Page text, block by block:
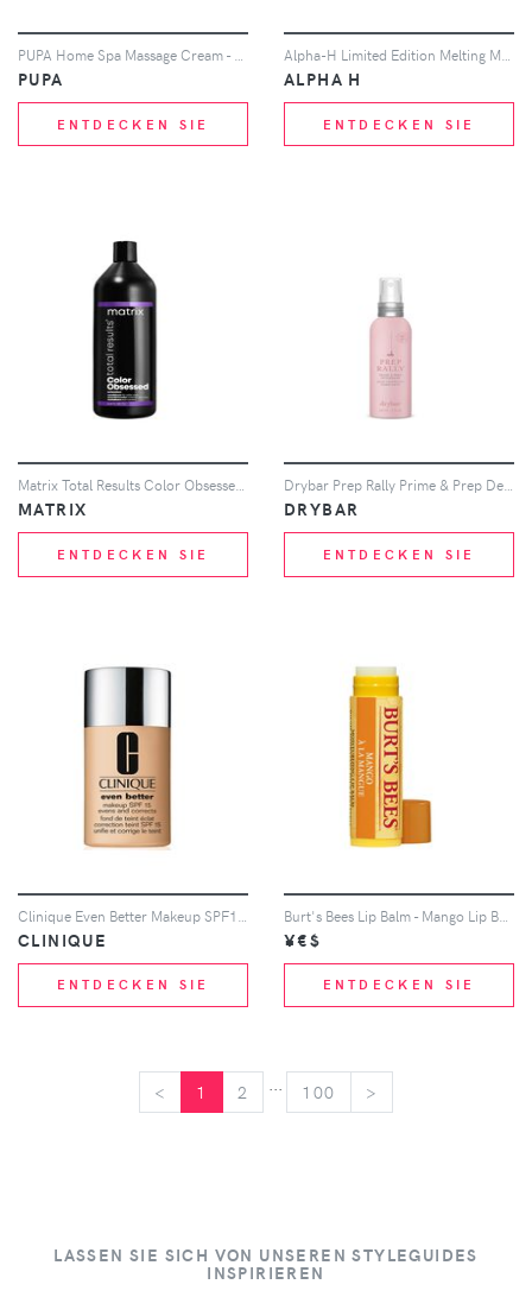
PUPA
ENTDECKEN SIE
ALPHA H
ENTDECKEN SIE
Matrix Total Results Color Obsessed Conditioner (1000ml)
MATRIX
ENTDECKEN SIE
Drybar Prep Rally Prime & Prep Detangler
DRYBAR
ENTDECKEN SIE
CLINIQUE
ENTDECKEN SIE
¥€$
ENTDECKEN SIE
< 1 2 100 >
LASSEN SIE SICH VON UNSEREN STYLEGUIDES
INSPIRIEREN